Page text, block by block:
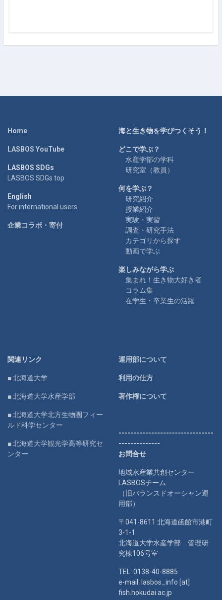
Home
LASBOS YouTube
LASBOS SDGs
LASBOS SDGs top
English
For international users
企業コラボ・寄付
海と生き物を学びつくそう！
どこで学ぶ？
水産学部の学科
研究室（教員）
何を学ぶ？
研究紹介
授業紹介
実験・実習
調査・研究手法
カテゴリから探す
動画で学ぶ
楽しみながら学ぶ
集まれ！生き物大好き者
コラム集
在学生・卒業生の活躍
関連リンク
■ 北海道大学
■ 北海道大学水産学部
■ 北海道大学北方生物圏フィー
ルド科学センター
■ 北海道大学観光学高等研究セ
ンター
運用部について
利用の仕方
著作権について
--------------------------------
--------------
お問合せ
地域水産業共創センター
LASBOSチーム
（旧バランスドオーシャン運
用部）
〒041-8611 北海道函館市港町
3-1-1
北海道大学水産学部 管理研
究棟106号室
TEL: 0138-40-8885
e-mail: lasbos_info [at]
fish.hokudai.ac.jp